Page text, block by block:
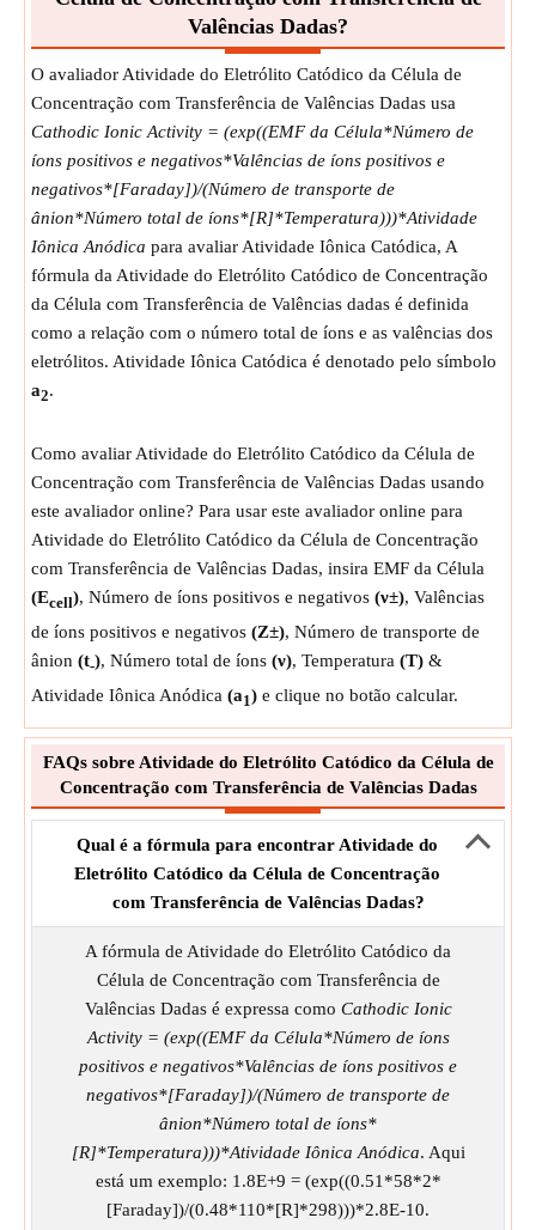
Unidade:Unitless
Observação:O valor pode ser positivo ou negativo.
Temperatura
Temperatura é o grau ou intensidade de calor presente em
uma substância ou objeto.
Símbolo: T
Medição:Temperatura
Unidade:K
Observação:O valor pode ser positivo ou negativo.
Atividade Iônica Anódica
efetiva de uma molécula ou espécie iônica em uma meia
célula anódica.
Medição:molalidade
Unidade:mol/kg
Observação:O valor pode ser positivo ou negativo.
Valências Dadas?
O avaliador Atividade do Eletrólito Catódico da Célula de
Concentração com Transferência de Valências Dadas usa
Cathodic Ionic Activity = (exp((EMF da Célula*Número de
íons positivos e negativos*Valências de íons positivos e
negativos*[Faraday])/(Número de transporte de
ânion*Número total de íons*[R]*Temperatura)))*Atividade
Iônica Anódica para avaliar Atividade Iônica Catódica, A
fórmula da Atividade do Eletrólito Catódico de Concentração
da Célula com Transferência de Valências dadas é definida
como a relação com o número total de íons e as valências dos
eletrólitos. Atividade Iônica Catódica é denotado pelo símbolo
a2.
Como avaliar Atividade do Eletrólito Catódico da Célula de
Concentração com Transferência de Valências Dadas usando
este avaliador online? Para usar este avaliador online para
Atividade do Eletrólito Catódico da Célula de Concentração
com Transferência de Valências Dadas, insira EMF da Célula
(Ecell), Número de íons positivos e negativos (ν±), Valências
de íons positivos e negativos (Z±), Número de transporte de
ânion (t-), Número total de íons (ν), Temperatura (T) &
Atividade Iônica Anódica (a1) e clique no botão calcular.
FAQs sobre Atividade do Eletrólito Catódico da Célula de
Concentração com Transferência de Valências Dadas
Qual é a fórmula para encontrar Atividade do
Eletrólito Catódico da Célula de Concentração
com Transferência de Valências Dadas?
A fórmula de Atividade do Eletrólito Catódico da
Célula de Concentração com Transferência de
Valências Dadas é expressa como Cathodic Ionic
Activity = (exp((EMF da Célula*Número de íons
positivos e negativos*Valências de íons positivos e
negativos*[Faraday])/(Número de transporte de
ânion*Número total de íons*
[R]*Temperatura)))*Atividade Iônica Anódica. Aqui
está um exemplo: 1.8E+9 = (exp((0.51*58*2*
[Faraday])/(0.48*110*[R]*298)))*2.8E-10.